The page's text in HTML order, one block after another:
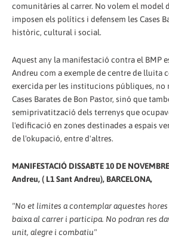
comunitàries al carrer. No volem el model
imposen els polítics i defensem les Cases
històric, cultural i social.
Aquest any la manifestació contra el BMP
Andreu com a exemple de centre de lluita
exercida per les institucions públiques, no
Cases Barates de Bon Pastor, sinó que
semiprivatització dels terrenys que
l'edificació en zones destinades a espais
de l'okupació, entre d'altres.
MANIFESTACIÓ DISSABTE 10 DE
Andreu, ( L1 Sant Andreu), BARCELONA,
"No et limites a contemplar aquestes hores
baixa al carrer i participa. No podran res
unit, alegre i combatiu"